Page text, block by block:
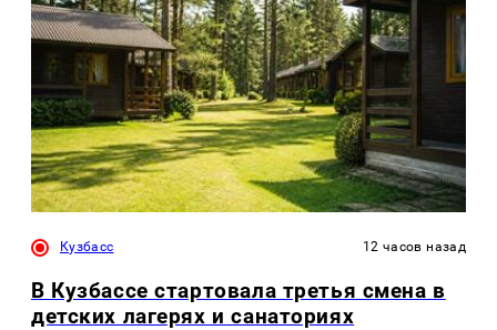
Кузбасс 12 часов назад
В Кузбассе стартовала третья смена в
детских лагерях и санаториях